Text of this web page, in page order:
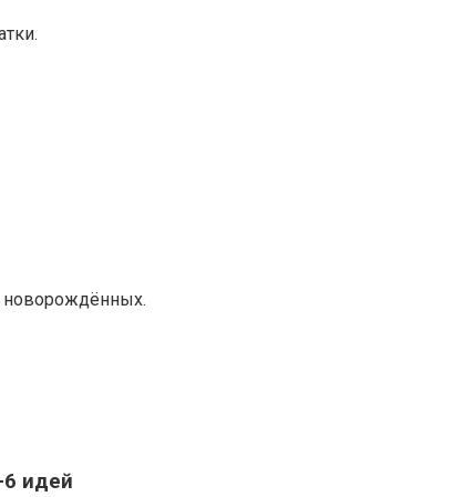
новорождённых.
идей